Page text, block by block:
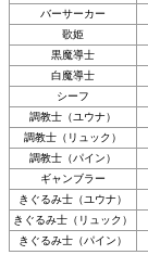
バーサーカー
歌姫
黒魔導士
白魔導士
シーフ
調教士（ユウナ）
調教士（リュック）
調教士（パイン）
ギャンブラー
きぐるみ士（ユウナ）
きぐるみ士（リュック）
きぐるみ士（パイン）